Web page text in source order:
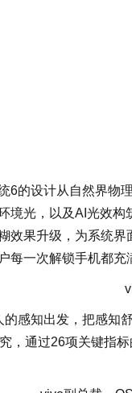
6的设计从自然界物
境光，以及AI光效
效果升级，为系统
每一次解锁手机都充
的感知出发，把感知
，通过26项关键指